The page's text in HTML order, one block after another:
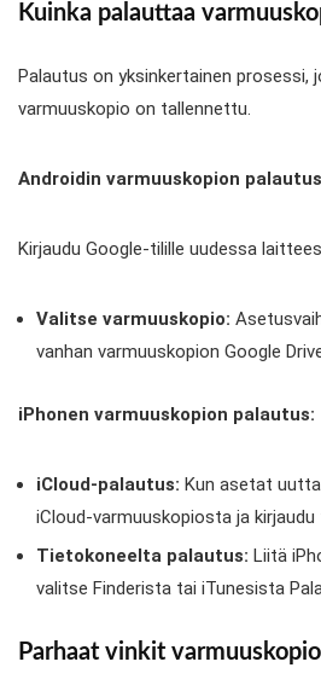
Kuinka palauttaa
Palautus on yksinkertainen prosessi,
varmuuskopio on tallennettu.
Androidin varmuuskopion
Kirjaudu Google-tilille uudessa
Valitse varmuuskopio:
vanhan varmuuskopion Google
iPhonen varmuuskopion palautus:
iCloud-palautus: Kun asetat
iCloud-varmuuskopiosta ja kirjaudu
Tietokoneelta palautus: Liitä
valitse Finderista tai iTunesista
Parhaat vinkit